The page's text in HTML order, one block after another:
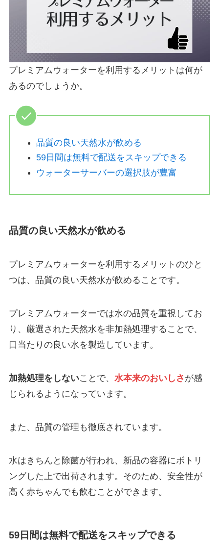
プレミアムウォーターを利用するメリットは何が
あるのでしょうか。
品質の良い天然水が飲める
59日間は無料で配送をスキップできる
ウォーターサーバーの選択肢が豊富
品質の良い天然水が飲める
プレミアムウォーターを利用するメリットのひと
つは、品質の良い天然水が飲めることです。
プレミアムウォーターでは水の品質を重視してお
り、厳選された天然水を非加熱処理することで、
口当たりの良い水を製造しています。
加熱処理をしないことで、 水本来のおいしさ が感
じられるようになっています。
また、品質の管理も徹底されています。
水はきちんと除菌が行われ、新品の容器にボトリ
ングした上で出荷されます。そのため、安全性が
高く赤ちゃんでも飲むことができます。
59日間は無料で配送をスキップできる